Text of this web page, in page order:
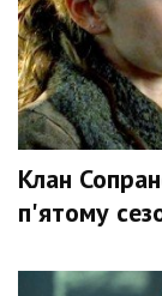
Клан
п'ятому